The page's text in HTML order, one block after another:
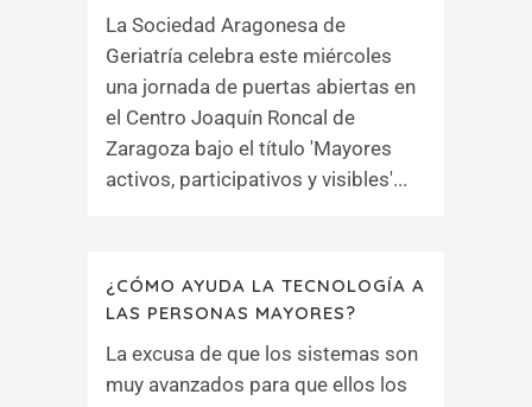
La Sociedad Aragonesa de
Geriatría celebra este miércoles
una jornada de puertas abiertas en
el Centro Joaquín Roncal de
Zaragoza bajo el título 'Mayores
activos, participativos y visibles'...
¿CÓMO AYUDA LA TECNOLOGÍA A
LAS PERSONAS MAYORES?
La excusa de que los sistemas son
muy avanzados para que ellos los